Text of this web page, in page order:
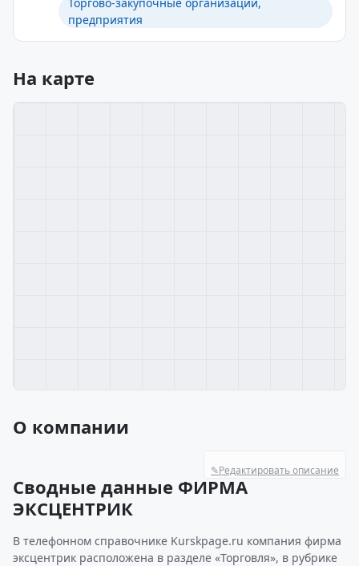
предприятия
На карте
О компании
✎Редактировать описание
Сводные данные ФИРМА
ЭКСЦЕНТРИК
В телефонном справочнике Kurskpage.ru компания фирма
эксцентрик расположена в разделе «Торговля», в рубрике